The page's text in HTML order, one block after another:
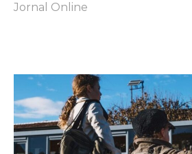
Jornal Online